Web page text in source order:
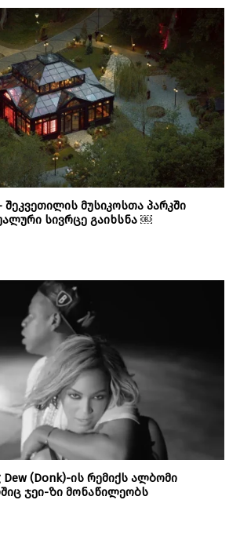
შეკვეთილის მუსიკოსთა პარკში
სივრცე გაიხსნა ￼
(Donk)-ის რემიქს ალბომი
ჯეი-ზი მონაწილეობს